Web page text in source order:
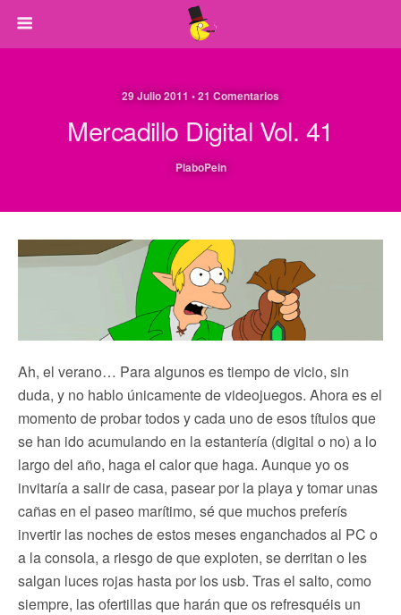
29 Julio 2011 • 21 Comentarios
Mercadillo Digital Vol. 41
PlaboPein
Ah, el verano… Para algunos es tiempo de vicio, sin
duda, y no hablo únicamente de videojuegos. Ahora es el
momento de probar todos y cada uno de esos títulos que
se han ido acumulando en la estantería (digital o no) a lo
largo del año, haga el calor que haga. Aunque yo os
invitaría a salir de casa, pasear por la playa y tomar unas
cañas en el paseo marítimo, sé que muchos preferís
invertir las noches de estos meses enganchados al PC o
a la consola, a riesgo de que exploten, se derritan o les
salgan luces rojas hasta por los usb. Tras el salto, como
siempre, las ofertillas que harán que os refresquéis un